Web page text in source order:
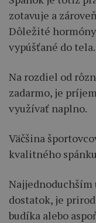
zotavuje a
Dôležité
vypúšťané do tela.
Na rozdiel od
zadarmo, je
využívať naplno.
Väčšina
kvalitného
Najjednoduchším
dostatok, je
budíka alebo